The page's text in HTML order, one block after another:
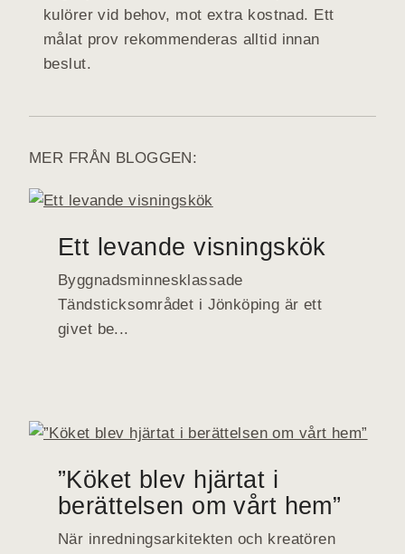
kulörer vid behov, mot extra kostnad. Ett
målat prov rekommenderas alltid innan
beslut.
MER FRÅN BLOGGEN:
Ett levande visningskök
Byggnadsminnesklassade
Tändsticksområdet i Jönköping är ett
givet be...
”Köket blev hjärtat i
berättelsen om vårt hem”
När inredningsarkitekten och kreatören